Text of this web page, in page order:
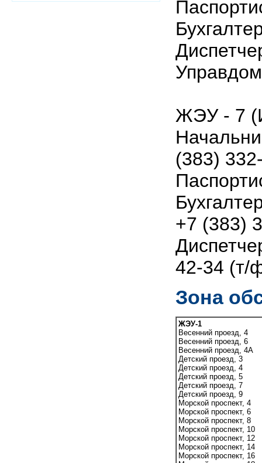
ЖЭУ - 7
(383)
+7 (383)
42-34 (т/
Зона
ЖЭУ-1
Весенний проезд, 4
Весенний проезд, 6
Весенний проезд, 4А
Детский проезд, 3
Детский проезд, 4
Детский проезд, 5
Детский проезд, 7
Детский проезд, 9
Морской проспект, 4
Морской проспект, 6
Морской проспект, 8
Морской проспект, 10
Морской проспект, 12
Морской проспект, 14
Морской проспект, 16